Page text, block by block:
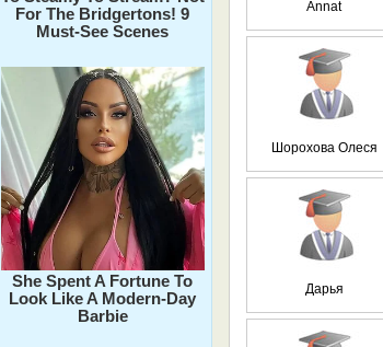
For The Bridgertons! 9
Must-See Scenes
She Spent A Fortune To
Look Like A Modern-Day
Barbie
Annat
Шорохова Олеся
Дарья